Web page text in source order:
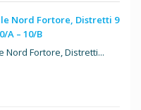
Nord Fortore, Distretti 9
A – 10/B
Fortore, Distretti...